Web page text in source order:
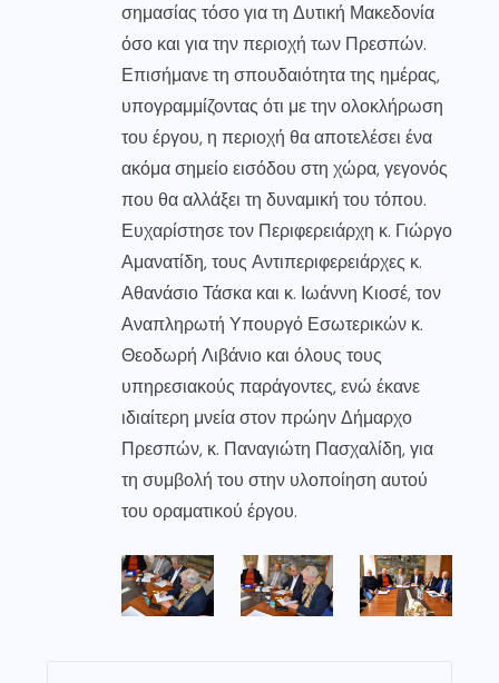
σημασίας τόσο για τη Δυτική Μακεδονία
όσο και για την περιοχή των Πρεσπών.
Επισήμανε τη σπουδαιότητα της ημέρας,
υπογραμμίζοντας ότι με την ολοκλήρωση
του έργου, η περιοχή θα αποτελέσει ένα
ακόμα σημείο εισόδου στη χώρα, γεγονός
που θα αλλάξει τη δυναμική του τόπου.
Ευχαρίστησε τον Περιφερειάρχη κ. Γιώργο
Αμανατίδη, τους Αντιπεριφερειάρχες κ.
Αθανάσιο Τάσκα και κ. Ιωάννη Κιοσέ, τον
Αναπληρωτή Υπουργό Εσωτερικών κ.
Θεοδωρή Λιβάνιο και όλους τους
υπηρεσιακούς παράγοντες, ενώ έκανε
ιδιαίτερη μνεία στον πρώην Δήμαρχο
Πρεσπών, κ. Παναγιώτη Πασχαλίδη, για
τη συμβολή του στην υλοποίηση αυτού
του οραματικού έργου.